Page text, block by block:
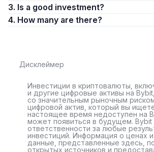
3. Is a good investment?
4. How many are there?
Дисклеймер
Инвестиции в криптовалюты,
и другие цифровые активы на
со значительным рыночным
цифровой актив, который вы
настоящее время недоступен на
может появиться в будущем. Bybit
ответственности за любые
инвестиций. Информация о ценах
данные, представленные здесь,
открытых источников и